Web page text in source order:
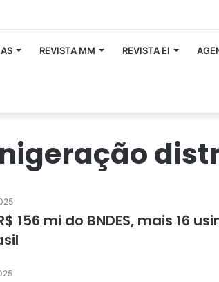
REVISTA MM REVISTA EI
156 mi do BNDES, mais 16